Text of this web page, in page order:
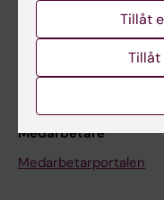
Kurs- och
Student på KI
Medarbetare
Medarbetarportalen
Tillåt
Tillåt